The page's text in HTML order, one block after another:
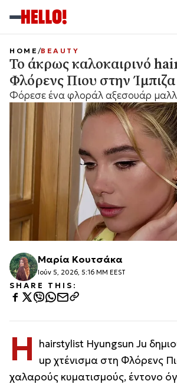
HOME BEAUTY
Το άκρως καλοκαιρινό
Φλόρενς Πιου στην Ίμπιζα
Φόρεσε ένα φλοράλ αξεσουάρ
Μαρία Κουτσάκα
Ιούν 5, 2026, 5:16 ΜΜ EEST
SHARE THIS:
Η hairstylist Hyungsun Ju
up χτένισμα στη Φλόρενς
χαλαρούς κυματισμούς, έντονο